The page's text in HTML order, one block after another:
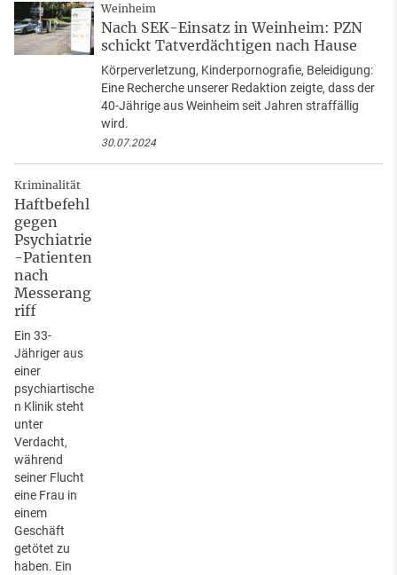
Weinheim
Nach SEK-Einsatz in Weinheim: PZN
schickt Tatverdächtigen nach Hause
Körperverletzung, Kinderpornografie, Beleidigung:
Eine Recherche unserer Redaktion zeigte, dass der
40-Jährige aus Weinheim seit Jahren straffällig
wird.
30.07.2024
Kriminalität
Haftbefehl
gegen
Psychiatrie
-Patienten
nach
Messerang
riff
Ein 33-
Jähriger aus
einer
psychiartische
n Klinik steht
unter
Verdacht,
während
seiner Flucht
eine Frau in
einem
Geschäft
getötet zu
haben. Ein